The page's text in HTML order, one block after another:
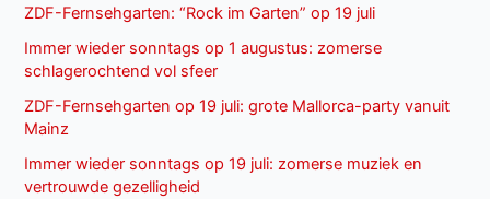
ZDF-Fernsehgarten: “Rock im Garten” op 19 juli
Immer wieder sonntags op 1 augustus: zomerse
schlagerochtend vol sfeer
ZDF-Fernsehgarten op 19 juli: grote Mallorca-party vanuit
Mainz
Immer wieder sonntags op 19 juli: zomerse muziek en
vertrouwde gezelligheid